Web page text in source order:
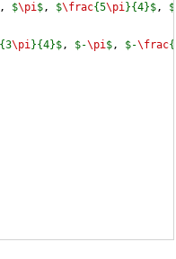
, $\pi$, $\frac{5\pi}{4}$, $
{3\pi}{4}$, $-\pi$, $-\frac{5